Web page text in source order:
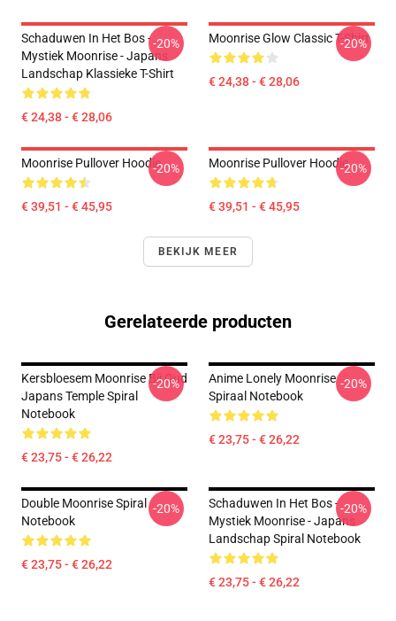
Schaduwen In Het Bos -
Mystiek Moonrise - Japans
Landschap Klassieke T-Shirt
€ 24,38 - € 28,06
-20% Moonrise Glow Classic T-Shirt
€ 24,38 - € 28,06
-20%
Moonrise Pullover Hoodie
€ 39,51 - € 45,95
-20% Moonrise Pullover Hoodie
€ 39,51 - € 45,95
-20%
BEKIJK MEER
Gerelateerde producten
Kersbloesem Moonrise Bij Oud
Japans Temple Spiral
Notebook
€ 23,75 - € 26,22
-20%
Anime Lonely Moonrise
Spiraal Notebook
€ 23,75 - € 26,22
-20%
Double Moonrise Spiral
Notebook
€ 23,75 - € 26,22
-20%
Schaduwen In Het Bos -
Mystiek Moonrise - Japans
Landschap Spiral Notebook
€ 23,75 - € 26,22
-20%